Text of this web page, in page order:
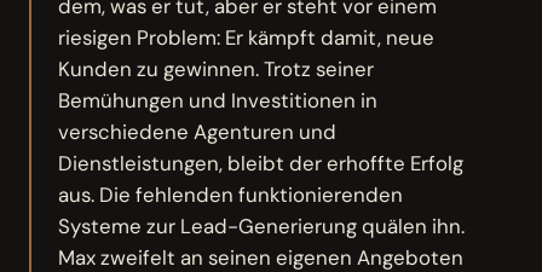
dem, was er tut, aber er steht vor einem
riesigen Problem: Er kämpft damit, neue
Kunden zu gewinnen. Trotz seiner
Bemühungen und Investitionen in
verschiedene Agenturen und
Dienstleistungen, bleibt der erhoffte Erfolg
aus. Die fehlenden funktionierenden
Systeme zur Lead-Generierung quälen ihn.
Max zweifelt an seinen eigenen Angeboten